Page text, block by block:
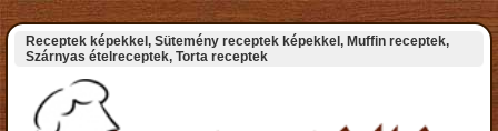
Receptek képekkel, Sütemény receptek képekkel, Muffin receptek,
Szárnyas ételreceptek, Torta receptek